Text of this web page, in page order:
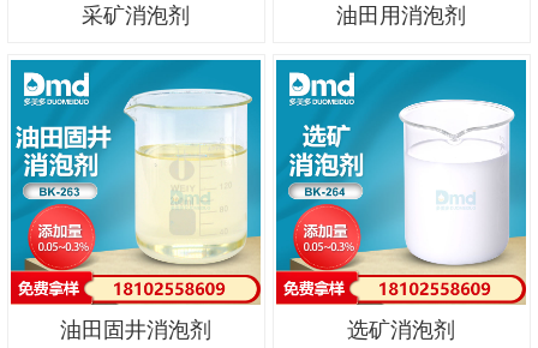
采矿消泡剂 油田用消泡剂
油田固井消泡剂 选矿消泡剂